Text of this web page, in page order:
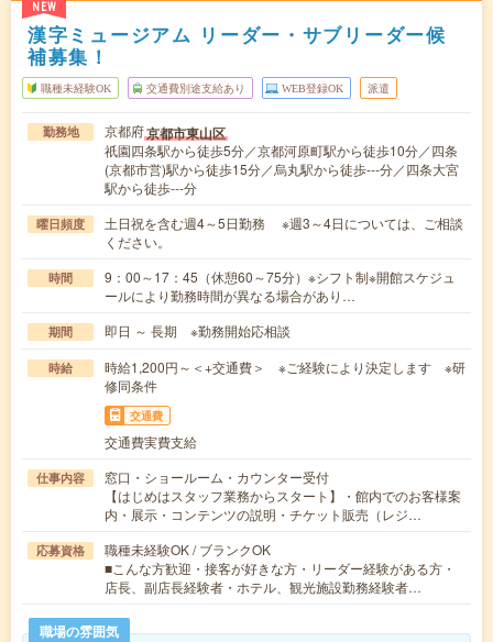
NEW
漢字ミュージアム リーダー・サブリーダー候
補募集！
職種未経験OK 交通費別途支給あり WEB登録OK 派遣
勤務地 京都府京都市東山区
祇園四条駅から徒歩5分／京都河原町駅から徒歩10分／四条
(京都市営)駅から徒歩15分／烏丸駅から徒歩---分／四条大宮
駅から徒歩---分
曜日頻度
土日祝を含む週4～5日勤務 ※週3～4日については、ご相談
ください。
時間
9：00～17：45（休憩60～75分）※シフト制※開館スケジュ
ールにより勤務時間が異なる場合があり…
期間 即日 ～ 長期 ※勤務開始応相談
時給
時給1,200円～＜+交通費＞ ※ご経験により決定します ※研
修同条件
交通費
交通費実費支給
仕事内容
窓口・ショールーム・カウンター受付
【はじめはスタッフ業務からスタート】・館内でのお客様案
内・展示・コンテンツの説明・チケット販売（レジ…
応募資格
職種未経験OK / ブランクOK
■こんな方歓迎・接客が好きな方・リーダー経験がある方・
店長、副店長経験者・ホテル、観光施設勤務経験者…
職場の雰囲気